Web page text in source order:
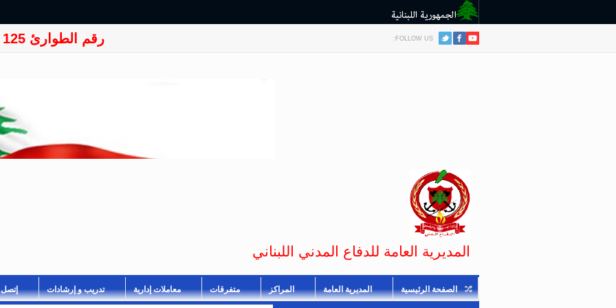
FOLLOW US: رقم الطوارئ 125
المديرية العامة للدفاع المدني اللبناني
الصفحة الرئيسية المديرية العامة المراكز متفرقات معاملات إدارية تدريب و إرشادات إتصل